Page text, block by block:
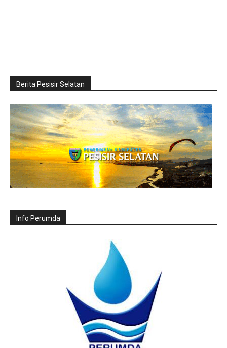
Berita Pesisir Selatan
Info Perumda